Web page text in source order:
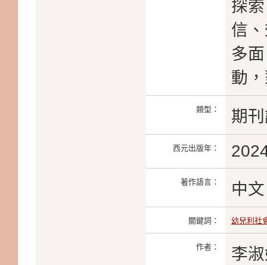
探
信
多
動
類型： 期
西元出版年：
著作語言： 中文
關鍵詞： 幼兒利社
作者： 李